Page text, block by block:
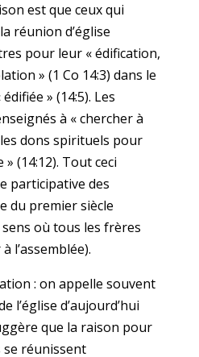
est que ceux qui
réunion d’église
pour leur « édification,
» (1 Co 14:3) dans le
» (14:5). Les
à « chercher à
dons spirituels pour
» (14:12). Tout ceci
participative des
du premier siècle
où tous les frères
l’assemblée).
: on appelle souvent
l’église d’aujourd’hui
que la raison pour
se réunissent